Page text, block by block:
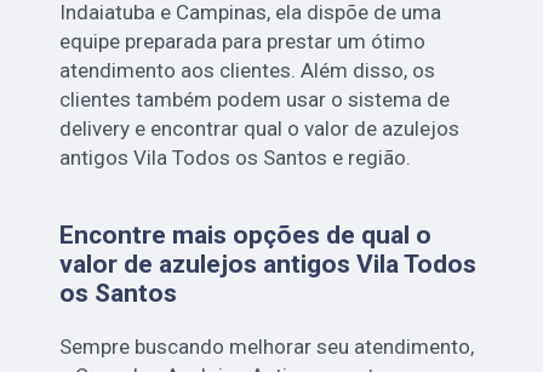
Indaiatuba e Campinas, ela dispõe de uma
equipe preparada para prestar um ótimo
atendimento aos clientes. Além disso, os
clientes também podem usar o sistema de
delivery e encontrar qual o valor de azulejos
antigos Vila Todos os Santos e região.
Encontre mais opções de qual o
valor de azulejos antigos Vila Todos
os Santos
Sempre buscando melhorar seu atendimento,